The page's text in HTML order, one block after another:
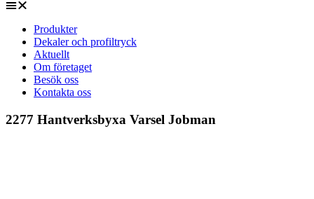
Produkter
Dekaler och profiltryck
Aktuellt
Om företaget
Besök oss
Kontakta oss
2277 Hantverksbyxa Varsel Jobman